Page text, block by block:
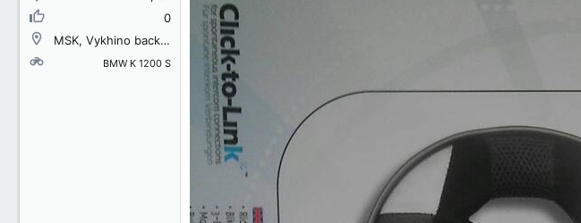
0
MSK, Vykhino backcountry district
BMW K 1200 S